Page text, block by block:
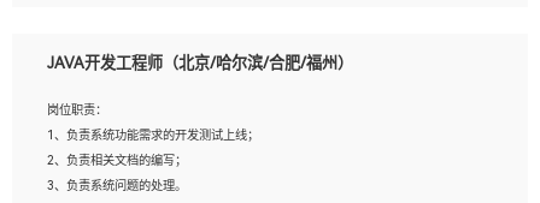
岗位要求：
2、精通linux命令。
3、熟悉oracle、mysql 数据库。
4、善于沟通，具有良好的团队合作精神和协作能力。
5、必须有实际的生产环境系统维护经验。
JAVA开发工程师（北京/哈尔滨/合肥/福州）
岗位职责：
1、负责系统功能需求的开发测试上线；
2、负责相关文档的编写；
3、负责系统问题的处理。